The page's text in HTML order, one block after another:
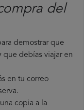
del
demostrar que
que debías viajar en
en tu correo
copia a la